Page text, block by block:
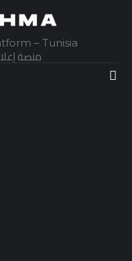
– Tunisia
منصة